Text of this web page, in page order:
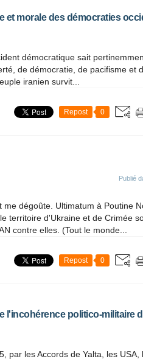
et morale des démocraties
démocratique sait
de démocratie, de pacifisme et
iranien survit...
Repost 0
Publié
dégoûte. Ultimatum à Poutine
territoire d'Ukraine et de Crimée
contre elles. (Tout le monde...
Repost 0
l'incohérence politico-militaire
par les Accords de Yalta, les USA,